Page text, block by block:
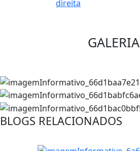
GALERIA
BLOGS RELACIONADOS